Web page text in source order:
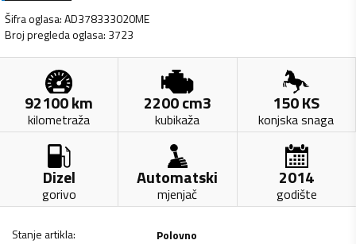
Šifra oglasa:AD378333020ME
Broj pregleda oglasa: 3723
92100km
kilometraža
2200cm3
kubikaža
150KS
konjska snaga
Dizel
gorivo
Automatski
mjenjač
2014
godište
Stanje artikla:
Polovno